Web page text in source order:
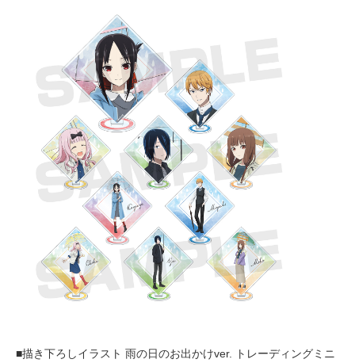
■描き下ろしイラスト 雨の日のお出かけver. トレーディングミニ